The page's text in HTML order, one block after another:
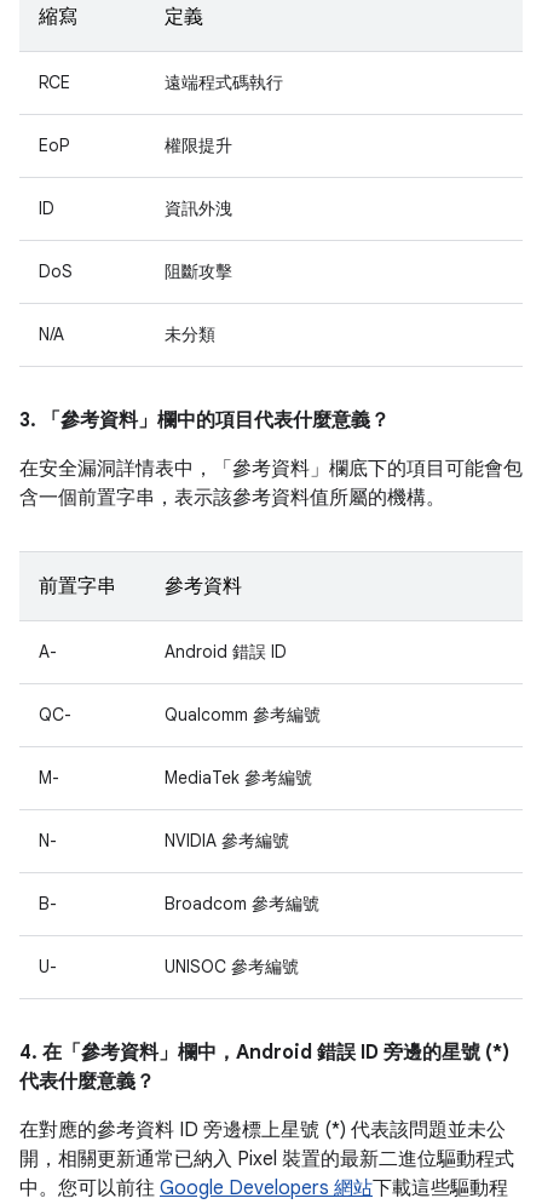
縮寫 定義
RCE 遠端程式碼執行
EoP 權限提升
ID 資訊外洩
DoS 阻斷攻擊
N/A 未分類
3. 「參考資料」 欄中的項目代表什麼意義？
在安全漏洞詳情表中，「參考資料」 欄底下的項目可能會包
含一個前置字串，表示該參考資料值所屬的機構。
前置字串 參考資料
A- Android 錯誤 ID
QC- Qualcomm 參考編號
M- MediaTek 參考編號
N- NVIDIA 參考編號
B- Broadcom 參考編號
U- UNISOC 參考編號
4. 在「參考資料」 欄中，Android 錯誤 ID 旁邊的星號 (*)
代表什麼意義？
在對應的參考資料 ID 旁邊標上星號 (*) 代表該問題並未公
開，相關更新通常已納入 Pixel 裝置的最新二進位驅動程式
中。您可以前往 Google Developers 網站下載這些驅動程